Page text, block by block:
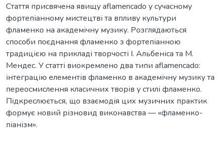
Стаття присвячена явищу aflamencado у сучасному
фортепіанному мистецтві та впливу культури
фламенко на академічну музику. Розглядаються
способи поєднання фламенко з фортепіанною
традицією на прикладі творчості І. Альбеніса та М.
Мендес. У статті виокремлено два типи aflamencado:
інтеграцію елементів фламенко в академічну музику та
переосмислення класичних творів у стилі фламенко.
Підкреслюється, що взаємодія цих музичних практик
формує новий різновид виконавства — «фламенко-
піанізм».